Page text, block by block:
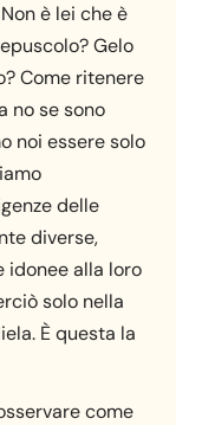
è lei che è
Gelo
Come ritenere
no se sono
noi essere solo
delle
diverse,
idonee alla loro
solo nella
È questa la
come